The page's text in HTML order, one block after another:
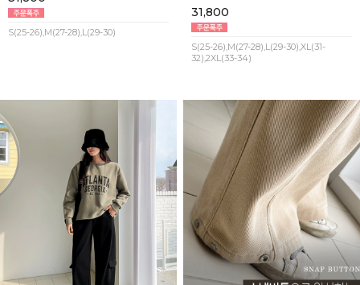
S(25-26),M(27-28),L(29-30)
31,800
S(25-26),M(27-28),L(29-30),XL(31-
32),2XL(33-34)